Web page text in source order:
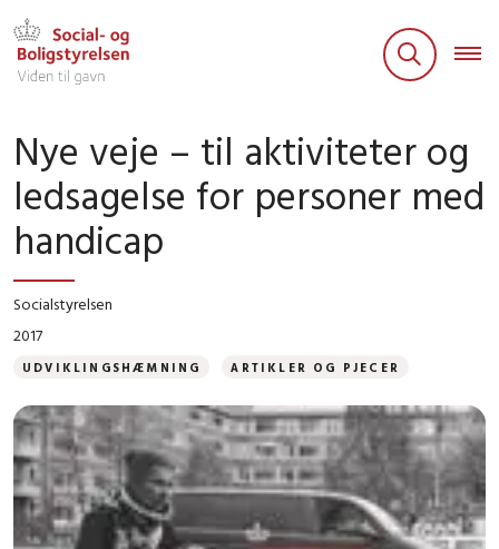
Nye veje – til aktiviteter og
ledsagelse for personer med
handicap
Socialstyrelsen
2017
UDVIKLINGSHÆMNING ARTIKLER OG PJECER